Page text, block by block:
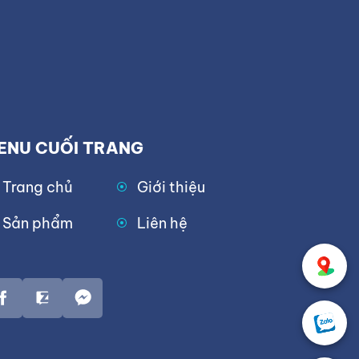
CUỐI TRANG
Trang chủ
Giới thiệu
Sản phẩm
Liên hệ